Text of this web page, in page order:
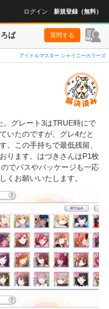
ログイン 新規登録（無料）
ば 質問する
アイドルマスター シャイニーカラーズ
。グレート3はTRUE時にで
いたのですが、グレ4だと
。この手持ちで最低残留、
ります。はづきさんはP1枚
でパスやパッケージも一応
くお願いいたします。